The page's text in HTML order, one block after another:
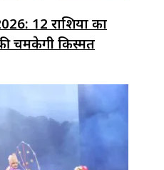
12 राशियों का
चमकेगी किस्मत